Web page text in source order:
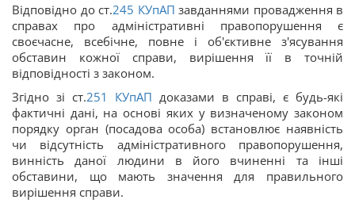
Відповідно до ст.245 КУпАП завданнями провадження в
справах про адміністративні правопорушення є
своєчасне, всебічне, повне і об'єктивне з'ясування
обставин кожної справи, вирішення її в точній
відповідності з законом.
Згідно зі ст.251 КУпАП доказами в справі, є будь-які
фактичні дані, на основі яких у визначеному законом
порядку орган (посадова особа) встановлює наявність
чи відсутність адміністративного правопорушення,
винність даної людини в його вчиненні та інші
обставини, що мають значення для правильного
вирішення справи.